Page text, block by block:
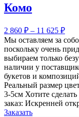
Комо
2 860 ₽ – 11 625 ₽
Мы оставляем за
поскольку очень
выбираем только
наличии у
букетов и
Реальный размер
3-5см Хотите
заказ: Искренней
Заказать